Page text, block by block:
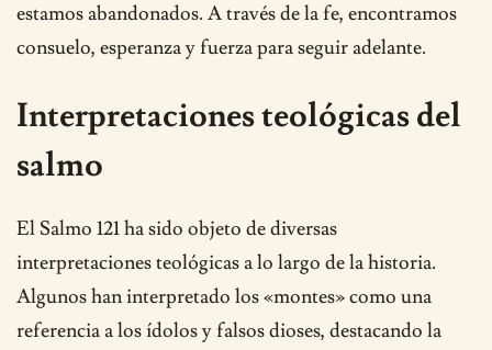
estamos abandonados. A través de la fe, encontramos
consuelo, esperanza y fuerza para seguir adelante.
Interpretaciones teológicas del
salmo
El Salmo 121 ha sido objeto de diversas
interpretaciones teológicas a lo largo de la historia.
Algunos han interpretado los «montes» como una
referencia a los ídolos y falsos dioses, destacando la